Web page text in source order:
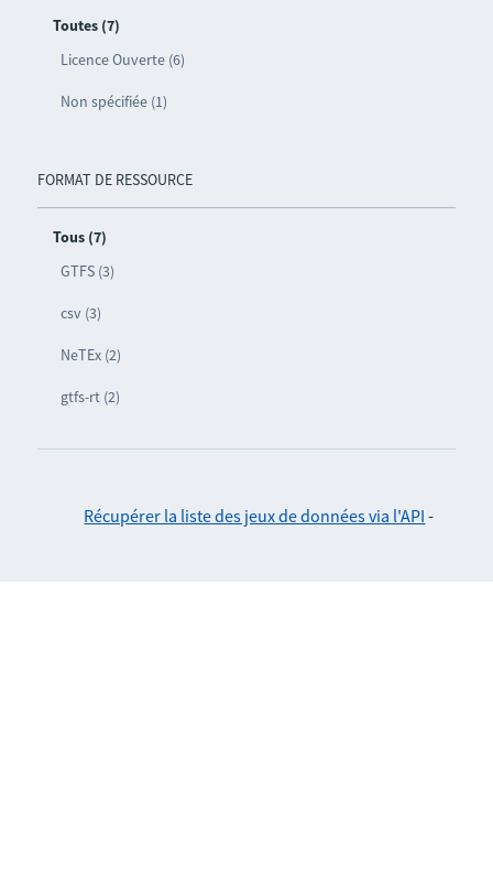
Toutes (7)
Licence Ouverte (6)
Non spécifiée (1)
FORMAT DE RESSOURCE
Tous (7)
GTFS (3)
csv (3)
NeTEx (2)
gtfs-rt (2)
Récupérer la liste des jeux de données via l'API -